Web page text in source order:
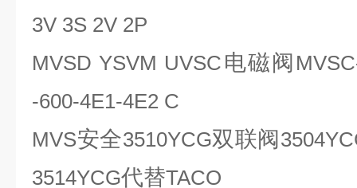
3V 3S 2V 2P
MVSD YSVM UVSC 电磁阀
-600-4E1-4E2 C
MVS安全3510YCG双联阀
3514YCG代替TACO